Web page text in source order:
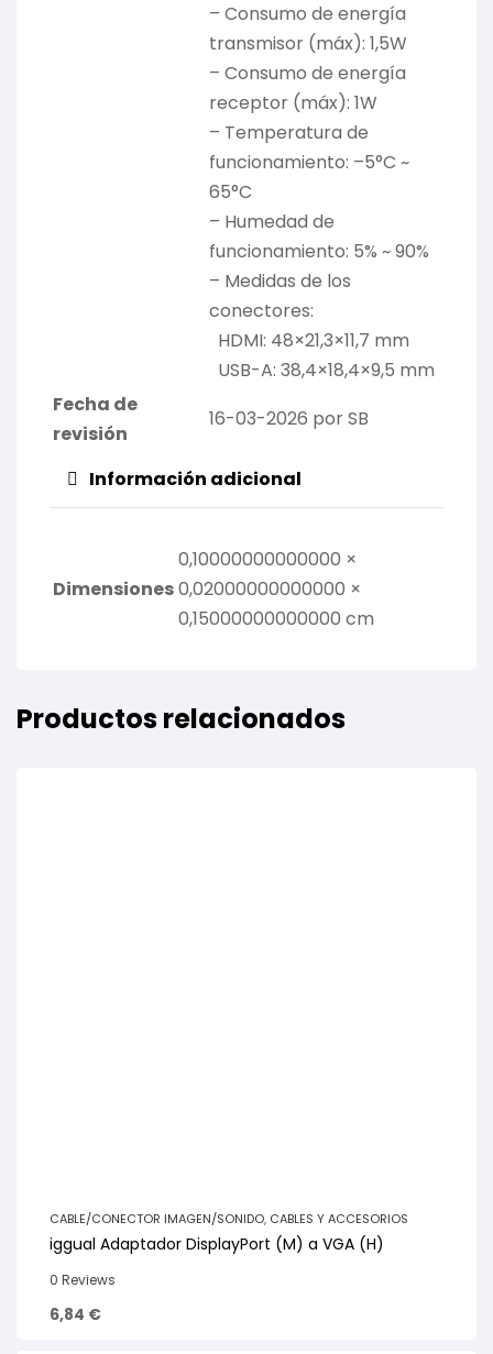
– Consumo de energía
transmisor (máx): 1,5W
– Consumo de energía
receptor (máx): 1W
– Temperatura de
funcionamiento: –5°C ~
65°C
– Humedad de
funcionamiento: 5% ~ 90%
– Medidas de los
conectores:
HDMI: 48×21,3×11,7 mm
USB-A: 38,4×18,4×9,5 mm
Fecha de
revisión
16-03-2026 por SB
Información adicional
Dimensiones
0,10000000000000 ×
0,02000000000000 ×
0,15000000000000 cm
Productos relacionados
CABLE/CONECTOR IMAGEN/SONIDO, CABLES Y ACCESORIOS
iggual Adaptador DisplayPort (M) a VGA (H)
0 Reviews
6,84 €